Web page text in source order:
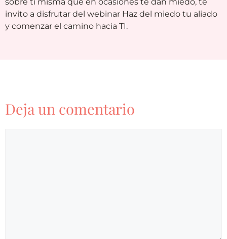
invito a disfrutar del webinar Haz del miedo tu aliado
y comenzar el camino hacia TI.
Deja un comentario